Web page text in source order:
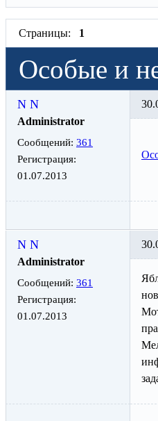
Страницы: 1
Особые и
N N
Administrator
Сообщений: 361
Регистрация:
01.07.2013
N N
Administrator
Сообщений: 361
Регистрация:
01.07.2013